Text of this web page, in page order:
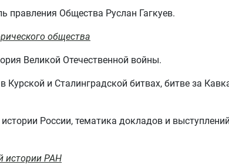
правления Общества Руслан Гагкуев.
общества
Великой Отечественной войны.
Курской и Сталинградской битвах, битве за
России, тематика докладов и
истории РАН